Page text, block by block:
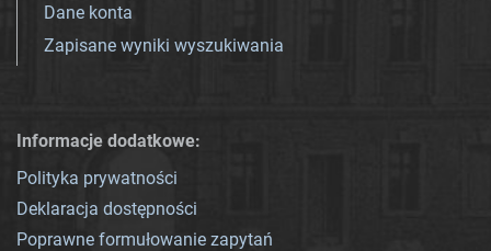
Dane konta
Zapisane wyniki wyszukiwania
Informacje dodatkowe:
Polityka prywatności
Deklaracja dostępności
Poprawne formułowanie zapytań